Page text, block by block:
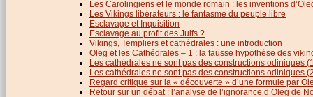
Les Carolingiens et le monde romain : les inventions
Les Vikings libérateurs : le fantasme du peuple libre
Esclavage et Inquisition
Esclavage au profit des Juifs ?
Vikings, Templiers et cathédrales : une introduction
Oleg et les Cathédrales – 1 : la fausse hypothèse des
Les cathédrales ne sont pas des constructions odiniques
Les cathédrales ne sont pas des constructions odiniques
Regard critique sur la « découverte » d’une formule par
Retour sur un débat : l’analyse de l’ignorance d’Oleg de